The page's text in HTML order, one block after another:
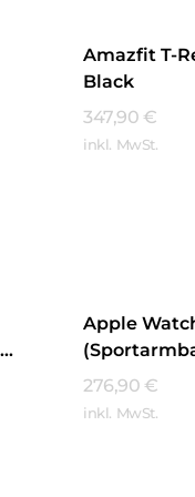
Amazfit T-
Black
347,90 €
inkl. MwSt.
Apple
Polarstern
276,90 €
inkl. MwSt.